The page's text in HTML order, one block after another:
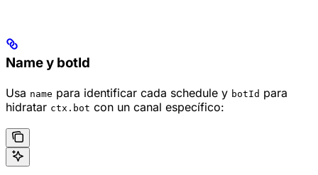
Name y botId
Usa name para identificar cada schedule y botId para
hidratar ctx.bot con un canal específico: